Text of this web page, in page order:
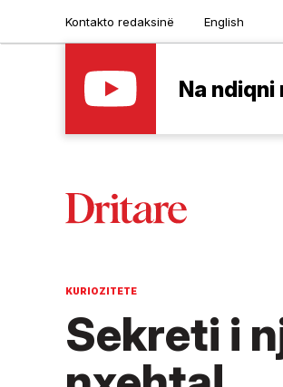
Kontakto redaksinë English
Na
KURIOZITETE
Sekreti i